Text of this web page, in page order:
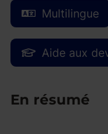
Multilingue
Aide aux
En résumé